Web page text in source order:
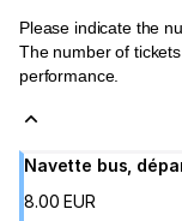
Lyon]
Arts
Please indicate the
The number of
performance.
Navette bus,
8.00 EUR